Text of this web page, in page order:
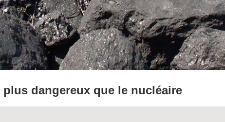
dangereux que le nucléaire